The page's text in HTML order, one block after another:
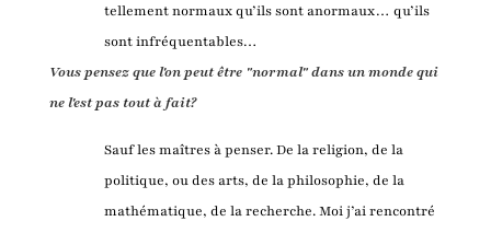
tellement normaux qu’ils sont anormaux… qu’ils
sont infréquentables…
Vous pensez que l'on peut être "normal" dans un monde qui
ne l'est pas tout à fait?
Sauf les maîtres à penser. De la religion, de la
politique, ou des arts, de la philosophie, de la
mathématique, de la recherche. Moi j’ai rencontré